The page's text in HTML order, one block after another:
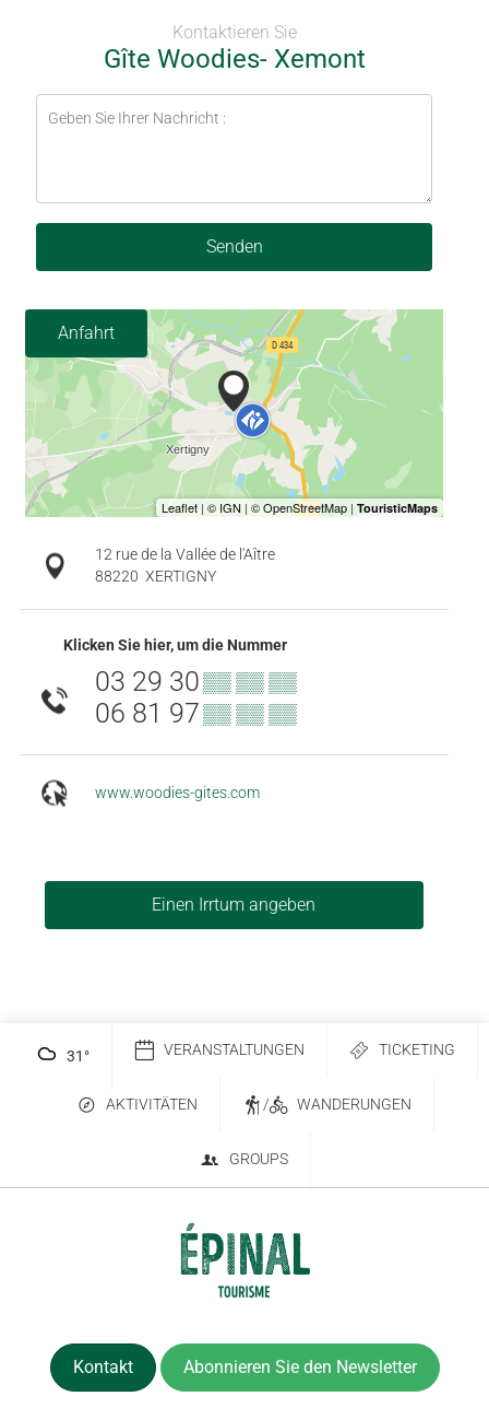
Kontaktieren Sie
Gîte Woodies- Xemont
Senden
Anfahrt
12 rue de la Vallée de l'Aître
88220 XERTIGNY
Klicken Sie hier, um die Nummer
03 29 30▒▒ ▒▒ ▒▒
06 81 97▒▒ ▒▒ ▒▒
www.woodies-gites.com
Einen Irrtum angeben
31 ° VERANSTALTUNGEN TICKETING
AKTIVITÄTEN / WANDERUNGEN
GROUPS
Kontakt Abonnieren Sie den Newsletter